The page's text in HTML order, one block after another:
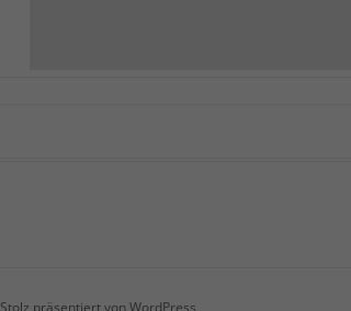
Stolz präsentiert von WordPress